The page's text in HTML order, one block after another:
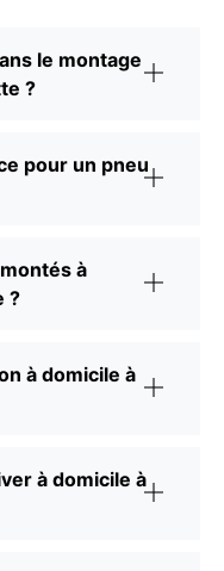
le montage
?
pour un pneu
à
?
à domicile à
à domicile à